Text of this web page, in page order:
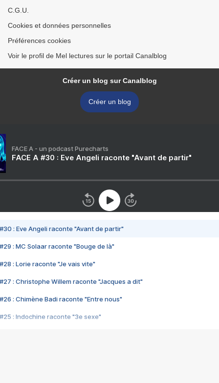
C.G.U.
Cookies et données personnelles
Préférences cookies
Voir le profil de Mel lectures sur le portail Canalblog
Créer un blog sur Canalblog
Créer un blog
FACE A - un podcast Purecharts
FACE A #30 : Eve Angeli raconte "Avant de partir"
#30 : Eve Angeli raconte "Avant de partir"
#29 : MC Solaar raconte "Bouge de là"
#28 : Lorie raconte "Je vais vite"
#27 : Christophe Willem raconte "Jacques a dit"
#26 : Chimène Badi raconte "Entre nous"
#25 : Indochine raconte "3e sexe"